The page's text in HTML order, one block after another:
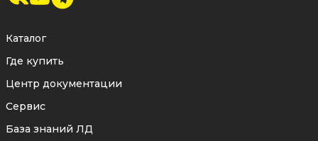
Каталог
Где купить
Центр документации
Сервис
База знаний ЛД